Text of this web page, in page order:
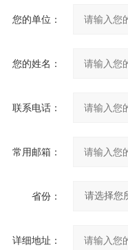
您的单位：
您的姓名：
联系电话：
常用邮箱：
省份：
详细地址：